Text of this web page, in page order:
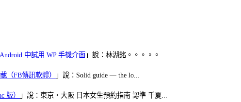
中試用 WP 手機介面 」說：林湖銘。。。。。
（FB傳訊軟體） 」說：Solid guide — the lo...
版） 」說：東京・大阪 日本女生預約指南 認準 千夏...